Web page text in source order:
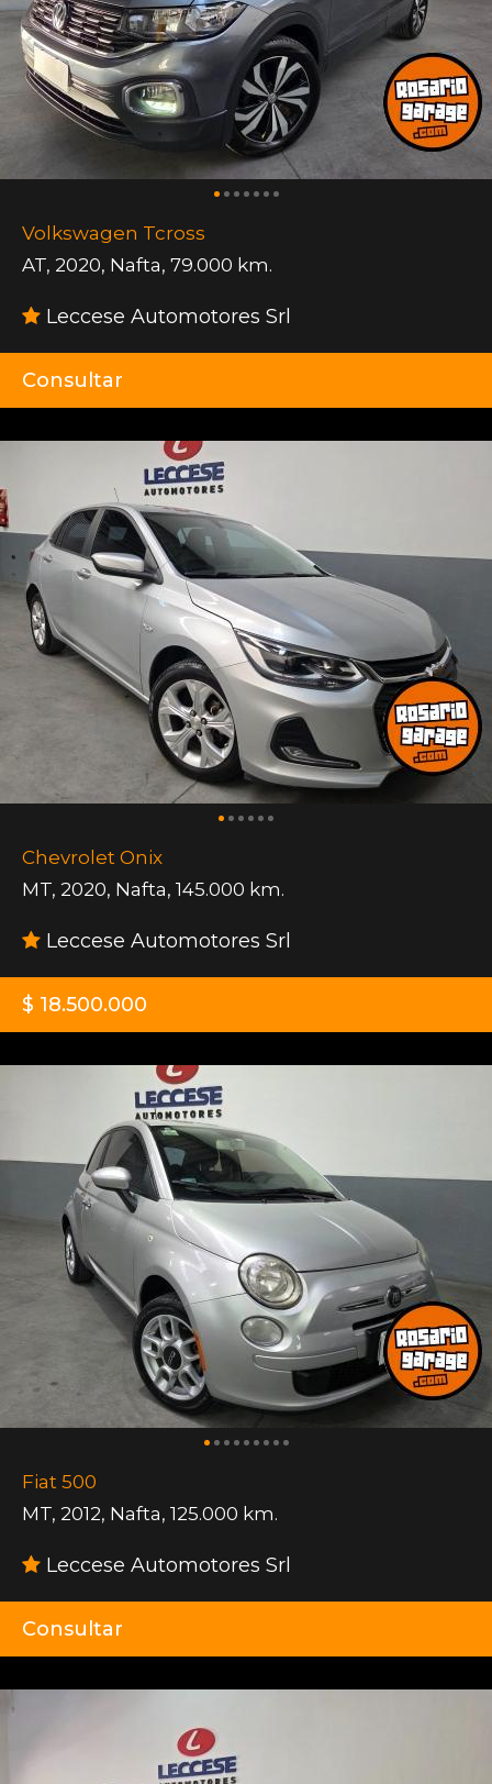
Volkswagen Tcross
AT, 2020, Nafta, 79.000 km.
Leccese Automotores Srl
Consultar
Chevrolet Onix
MT, 2020, Nafta, 145.000 km.
Leccese Automotores Srl
$ 18.500.000
Fiat 500
MT, 2012, Nafta, 125.000 km.
Leccese Automotores Srl
Consultar